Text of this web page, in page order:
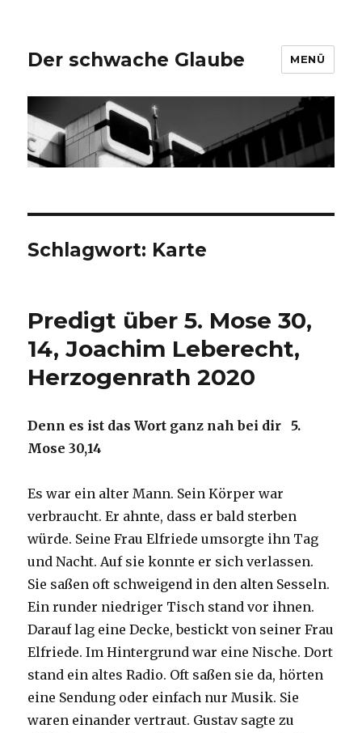
Der schwache Glaube MENÜ
Schlagwort: Karte
Predigt über 5. Mose 30,
14, Joachim Leberecht,
Herzogenrath 2020
Denn es ist das Wort ganz nah bei dir 5.
Mose 30,14
Es war ein alter Mann. Sein Körper war
verbraucht. Er ahnte, dass er bald sterben
würde. Seine Frau Elfriede umsorgte ihn Tag
und Nacht. Auf sie konnte er sich verlassen.
Sie saßen oft schweigend in den alten Sesseln.
Ein runder niedriger Tisch stand vor ihnen.
Darauf lag eine Decke, bestickt von seiner Frau
Elfriede. Im Hintergrund war eine Nische. Dort
stand ein altes Radio. Oft saßen sie da, hörten
eine Sendung oder einfach nur Musik. Sie
waren einander vertraut. Gustav sagte zu